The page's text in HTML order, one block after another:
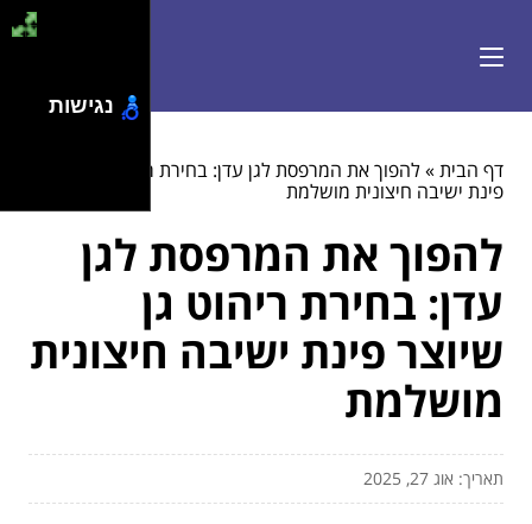
דף הבית»להפוך את המרפסת לגן עדן: בחירת ריהוט גן שיוצר
פינת ישיבה חיצונית מושלמת
להפוך את המרפסת לגן
עדן: בחירת ריהוט גן
שיוצר פינת ישיבה חיצונית
מושלמת
תאריך: אוג 27, 2025
נגישות